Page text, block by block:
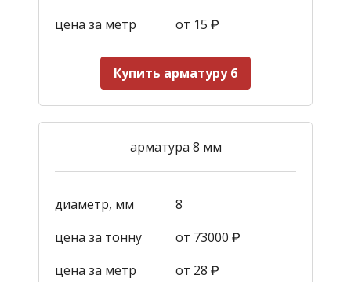
цена за метр
от 15 ₽
Купить арматуру 6
арматура 8 мм
диаметр, мм
8
цена за тонну
от 73000 ₽
цена за метр
от 28 ₽